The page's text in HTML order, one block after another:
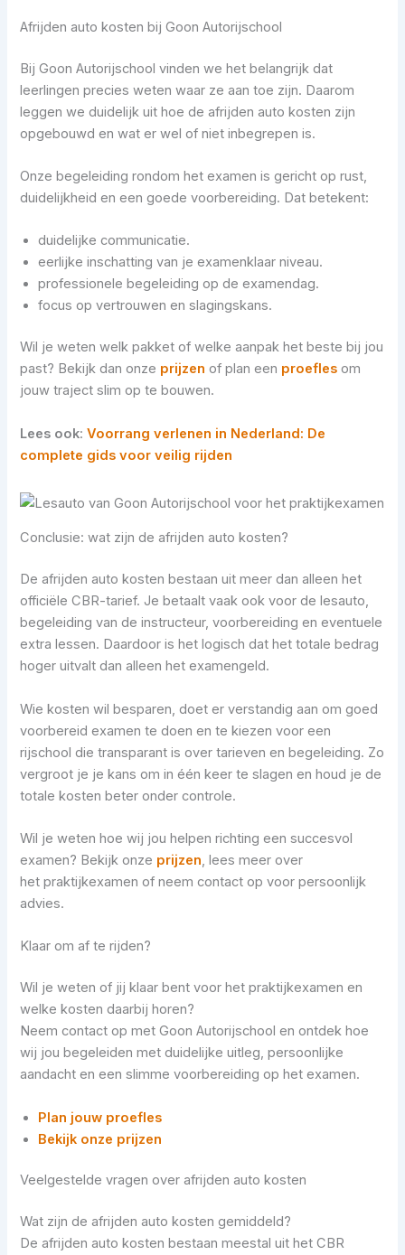
Afrijden auto kosten bij Goon Autorijschool
Bij Goon Autorijschool vinden we het belangrijk dat
leerlingen precies weten waar ze aan toe zijn. Daarom
leggen we duidelijk uit hoe de afrijden auto kosten zijn
opgebouwd en wat er wel of niet inbegrepen is.
Onze begeleiding rondom het examen is gericht op rust,
duidelijkheid en een goede voorbereiding. Dat betekent:
duidelijke communicatie.
eerlijke inschatting van je examenklaar niveau.
professionele begeleiding op de examendag.
focus op vertrouwen en slagingskans.
Wil je weten welk pakket of welke aanpak het beste bij jou
past? Bekijk dan onze prijzen of plan een proefles om
jouw traject slim op te bouwen.
Lees ook:Voorrang verlenen in Nederland: De
complete gids voor veilig rijden
Conclusie: wat zijn de afrijden auto kosten?
De afrijden auto kosten bestaan uit meer dan alleen het
officiële CBR-tarief. Je betaalt vaak ook voor de lesauto,
begeleiding van de instructeur, voorbereiding en eventuele
extra lessen. Daardoor is het logisch dat het totale bedrag
hoger uitvalt dan alleen het examengeld.
Wie kosten wil besparen, doet er verstandig aan om goed
voorbereid examen te doen en te kiezen voor een
rijschool die transparant is over tarieven en begeleiding. Zo
vergroot je je kans om in één keer te slagen en houd je de
totale kosten beter onder controle.
Wil je weten hoe wij jou helpen richting een succesvol
examen? Bekijk onze prijzen, lees meer over
het praktijkexamen of neem contact op voor persoonlijk
advies.
Klaar om af te rijden?
Wil je weten of jij klaar bent voor het praktijkexamen en
welke kosten daarbij horen?
Neem contact op met Goon Autorijschool en ontdek hoe
wij jou begeleiden met duidelijke uitleg, persoonlijke
aandacht en een slimme voorbereiding op het examen.
Plan jouw proefles
Bekijk onze prijzen
Veelgestelde vragen over afrijden auto kosten
Wat zijn de afrijden auto kosten gemiddeld?
De afrijden auto kosten bestaan meestal uit het CBR